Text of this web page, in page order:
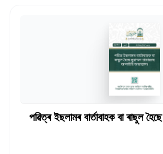
পৱিত্ৰ ইছলামৰ বাৰ্তাবাহক বা ৰাছুল